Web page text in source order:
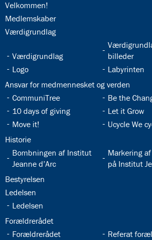
3.12:
Den
digitale
dannelsestrappe
3.14:
Undervisningsmiljø
3.15:
Legepatruljen
3.16:
ISJ
Musical
4.0:
Det
religiøse
liv
4.1:
Det
4.2:
Morgensang
4.3:
Kirken
4.4:
Gudstjenester
32.1:
Velkommen!
32.2:
Medlemskaber
32.3:
Værdigrundlag
32.4:
Værdigrundlag
32.5:
billeder
32.6:
Logo 32.7:
Labyrinten
32.8:
Ansvar for medmennesket og verden
32.9:
CommuniTree 32.10:
Be the
32.11:
10 days of giving 32.12:
Let it Grow
32.13:
Move it! 32.14:
Ucycle We
32.15:
Historie
32.16:
Bombningen af Institut
Jeanne d’Arc
32.17:
Markering
på Institut
32.18:
Bestyrelsen
32.19:
Ledelsen
32.20:
Ledelsen
32.21:
Forældrerådet
32.22:
Forældrerådet 32.23:
Referat